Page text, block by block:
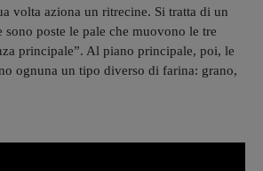
volta aziona un ritrecine. Si tratta di un
poste le pale che muovono le tre
principale”. Al piano principale, poi, le
ognuna un tipo diverso di farina: grano,